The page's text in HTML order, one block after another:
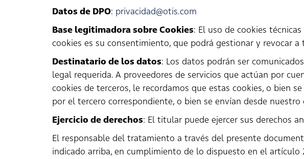
Datos de DPO: privacidad@otis.com
Base legitimadora sobre Cookies: El uso de cookies
cookies es su consentimiento, que podrá gestionar y revocar
Destinatario de los datos: Los datos podrán ser
legal requerida. A proveedores de servicios que actúan por
cookies de terceros, le recordamos que estas cookies, o bien
por el tercero correspondiente, o bien se envían desde
Ejercicio de derechos: El titular puede ejercer sus derechos
El responsable del tratamiento a través del presente
indicado arriba, en cumplimiento de lo dispuesto en el artículo